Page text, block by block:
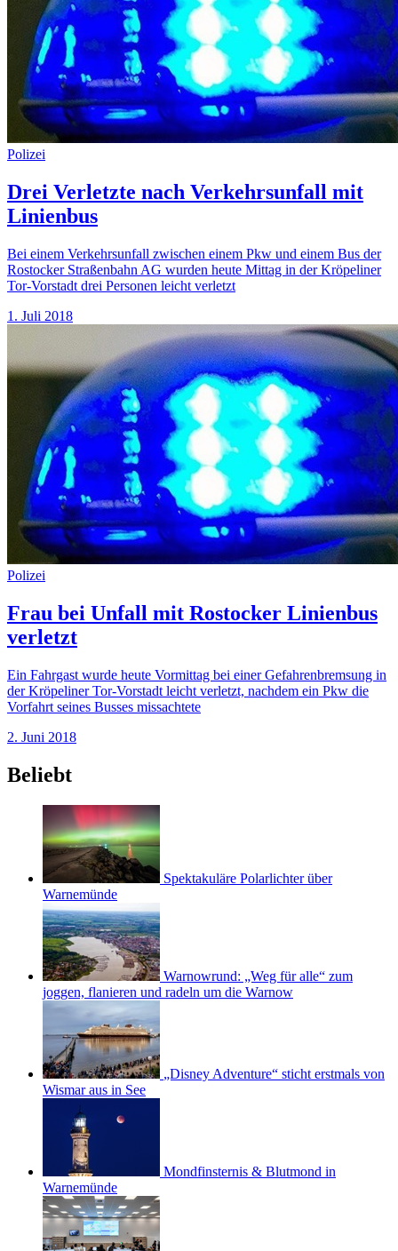
Polizei
Drei Verletzte nach Verkehrsunfall mit
Linienbus
Bei einem Verkehrsunfall zwischen einem Pkw und einem Bus der
Rostocker Straßenbahn AG wurden heute Mittag in der Kröpeliner
Tor-Vorstadt drei Personen leicht verletzt
1. Juli 2018
Polizei
Frau bei Unfall mit Rostocker Linienbus
verletzt
Ein Fahrgast wurde heute Vormittag bei einer Gefahrenbremsung in
der Kröpeliner Tor-Vorstadt leicht verletzt, nachdem ein Pkw die
Vorfahrt seines Busses missachtete
2. Juni 2018
Beliebt
Spektakuläre Polarlichter über
Warnemünde
Warnowrund: „Weg für alle“ zum
joggen, flanieren und radeln um die Warnow
„Disney Adventure“ sticht erstmals von
Wismar aus in See
Mondfinsternis & Blutmond in
Warnemünde